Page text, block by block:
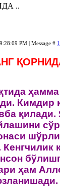
..
PM | Message # 1
Кимдир
қилади.
ҳам